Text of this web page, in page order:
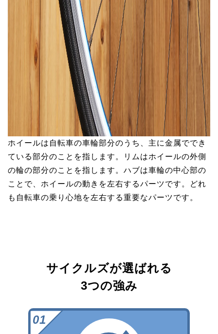
ホイールは自転車の車輪部分のうち、主に金属ででき
ている部分のことを指します。リムはホイールの外側
の輪の部分のことを指します。ハブは車輪の中心部の
ことで、ホイールの動きを左右するパーツです。どれ
も自転車の乗り心地を左右する重要なパーツです。
サイクルズが選ばれる
3つの強み